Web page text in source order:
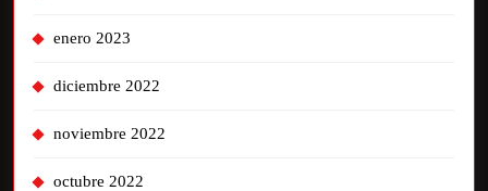
enero 2023
diciembre 2022
noviembre 2022
octubre 2022